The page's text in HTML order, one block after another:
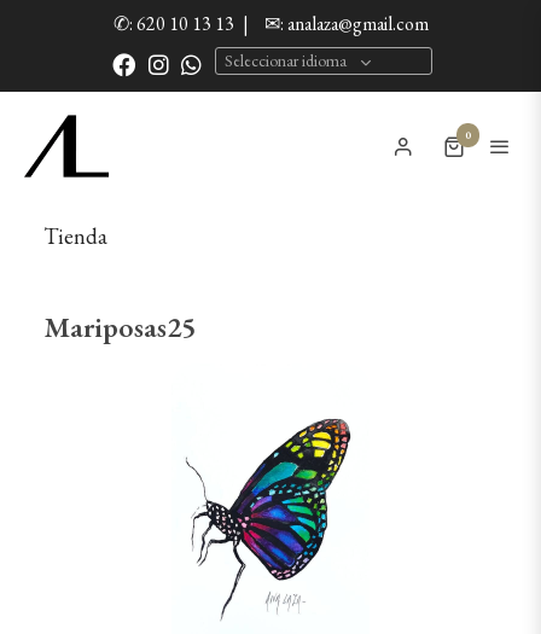
✆: 620 10 13 13 | ✉: analaza@gmail.com
Seleccionar idioma
0
Tienda
Mariposas25